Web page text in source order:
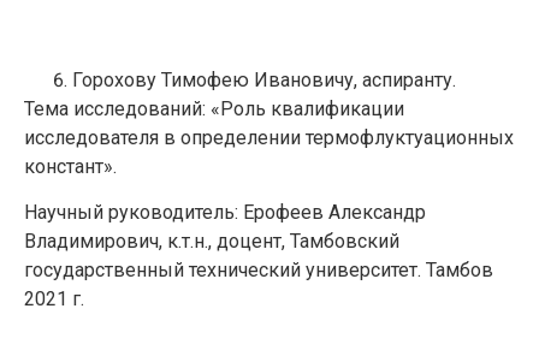
Горохову Тимофею Ивановичу, аспиранту.
Тема исследований: «Роль квалификации
исследователя в определении термофлуктуационных
констант».
Научный руководитель: Ерофеев Александр
Владимирович, к.т.н., доцент, Тамбовский
государственный технический университет. Тамбов
2021 г.